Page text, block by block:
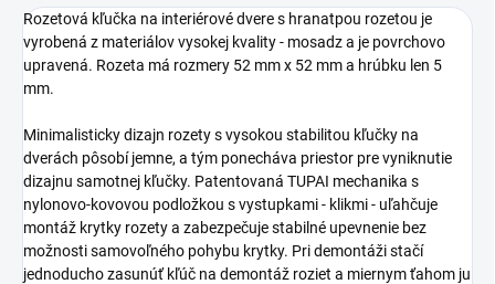
Rozetová kľučka na interiérové dvere s hranatpou rozetou je
vyrobená z materiálov vysokej kvality - mosadz a je povrchovo
upravená. Rozeta má rozmery 52 mm x 52 mm a hrúbku len 5
mm.
Minimalisticky dizajn rozety s vysokou stabilitou kľučky na
dverách pôsobí jemne, a tým ponecháva priestor pre vyniknutie
dizajnu samotnej kľučky. Patentovaná TUPAI mechanika s
nylonovo-kovovou podložkou s vystupkami - klikmi - uľahčuje
montáž krytky rozety a zabezpečuje stabilné upevnenie bez
možnosti samovoľného pohybu krytky. Pri demontáži stačí
jednoducho zasunúť kľúč na demontáž roziet a miernym ťahom ju